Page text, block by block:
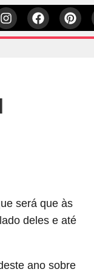
será que às
deles e até
ano sobre